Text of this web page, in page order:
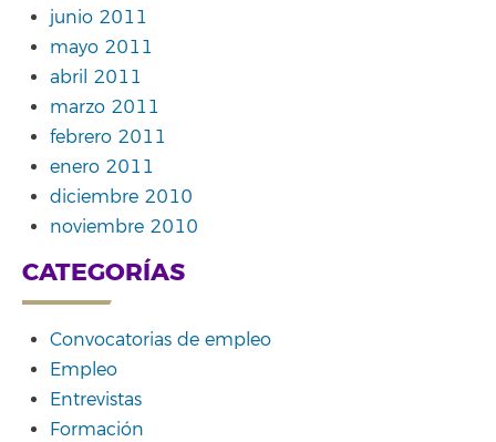
junio 2011
mayo 2011
abril 2011
marzo 2011
febrero 2011
enero 2011
diciembre 2010
noviembre 2010
CATEGORÍAS
Convocatorias de empleo
Empleo
Entrevistas
Formación